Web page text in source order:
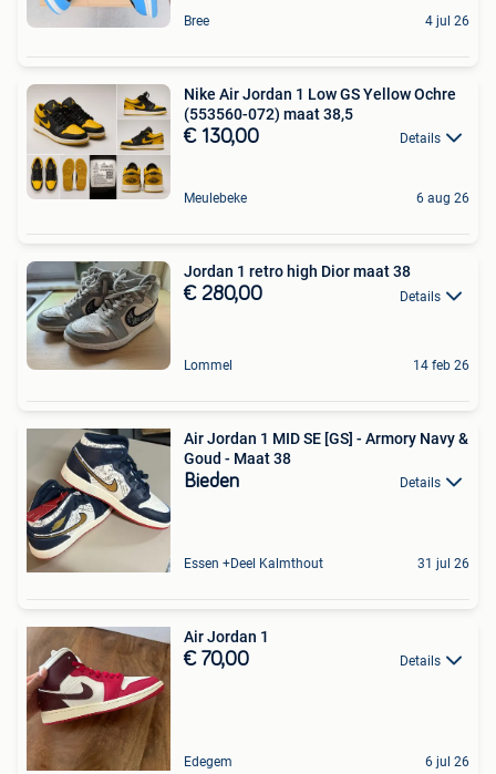
Bree 4 jul 26
Nike Air Jordan 1 Low GS Yellow Ochre
(553560-072) maat 38,5
€ 130,00 Details
Meulebeke 6 aug 26
Jordan 1 retro high Dior maat 38
€ 280,00 Details
Lommel 14 feb 26
Air Jordan 1 MID SE [GS] - Armory Navy &
Goud - Maat 38
Bieden Details
Essen +Deel Kalmthout 31 jul 26
Air Jordan 1
€ 70,00 Details
Edegem 6 jul 26